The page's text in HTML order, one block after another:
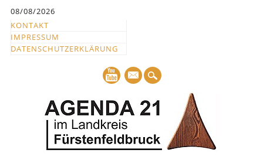
springen
08/08/2026
KONTAKT
IMPRESSUM
DATENSCHUTZERKLÄRUNG